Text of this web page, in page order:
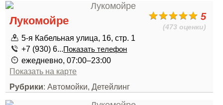
5
(473 оценки)
Лукомойре
5-я Кабельная улица, 16, стр. 1
+7 (930) 6...Показать телефон
ежедневно, 07:00–23:00
Показать на карте
Рубрики: Автомойки, Детейлинг